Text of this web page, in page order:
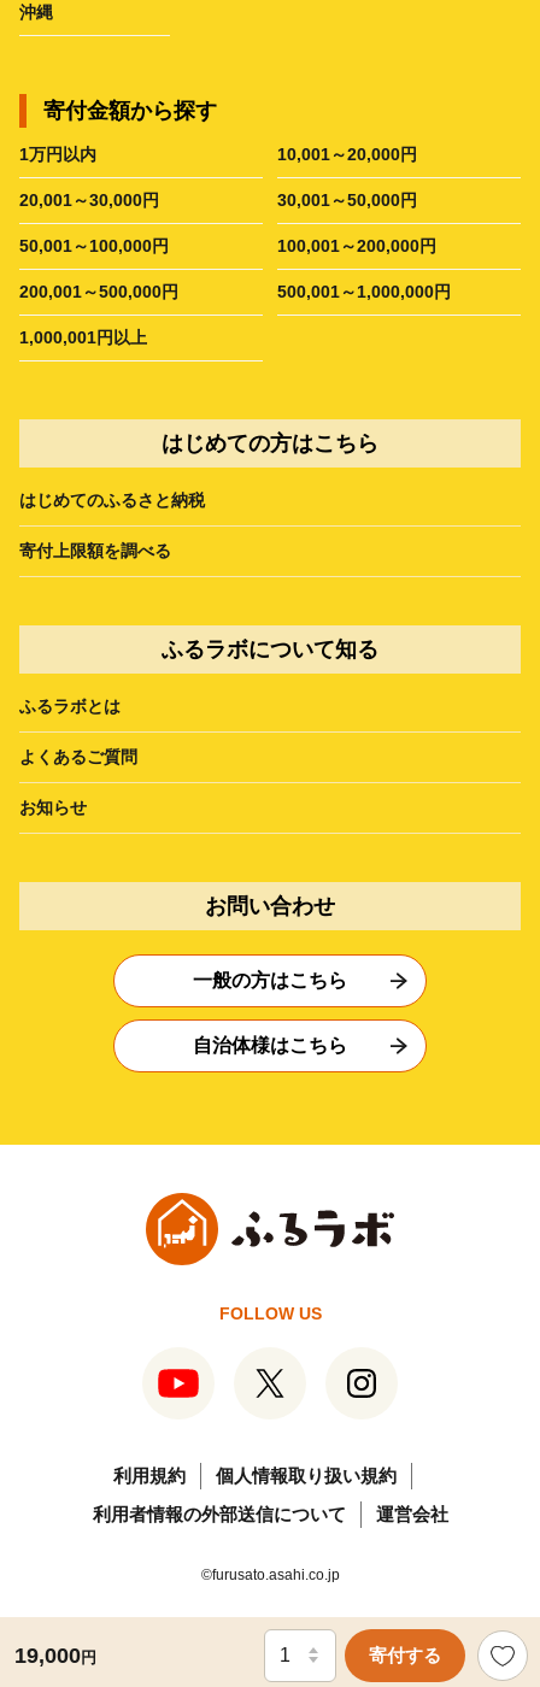
19,000円 寄付する
沖縄
寄付金額から探す
1万円以内 10,001～20,000円
20,001～30,000円 30,001～50,000円
50,001～100,000円 100,001～200,000円
200,001～500,000円 500,001～1,000,000円
1,000,001円以上
はじめての方はこちら
はじめてのふるさと納税
寄付上限額を調べる
ふるラボについて知る
ふるラボとは
よくあるご質問
お知らせ
お問い合わせ
一般の方はこちら
自治体様はこちら
FOLLOW US
利用規約
個人情報取り扱い規約
利用者情報の外部送信について
運営会社
©furusato.asahi.co.jp